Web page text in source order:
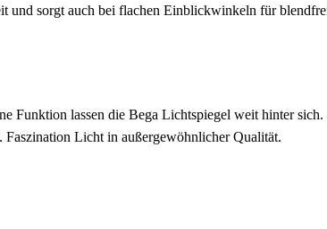
sorgt auch bei flachen Einblickwinkeln für
Funktion lassen die Bega Lichtspiegel weit hinter
Faszination Licht in außergewöhnlicher Qualität.